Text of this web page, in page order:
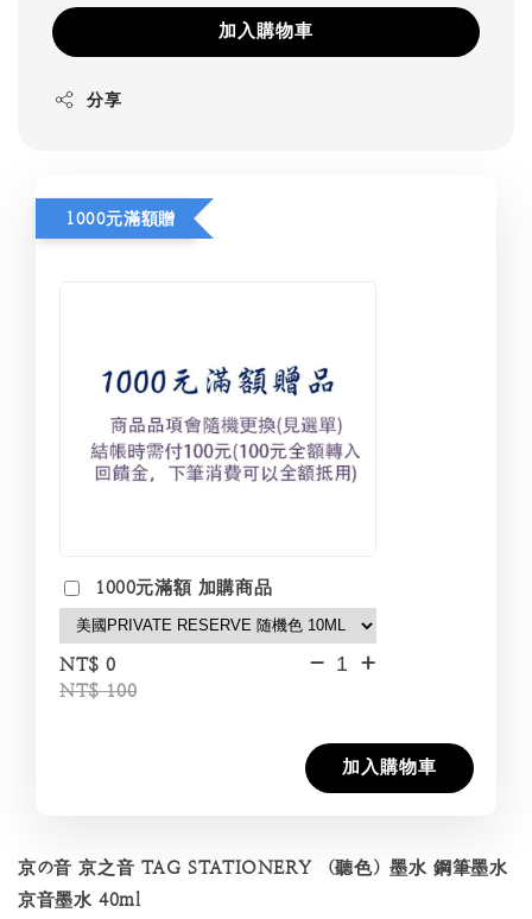
加入購物車
分享
1000元滿額贈
1000元滿額 加購商品
NT$ 0
NT$ 100
- +
加入購物車
京の音 京之音 TAG STATIONERY （聽色）墨水 鋼筆墨水
京音墨水 40ml